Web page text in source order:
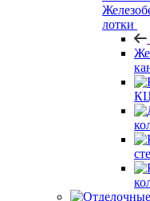
лотки